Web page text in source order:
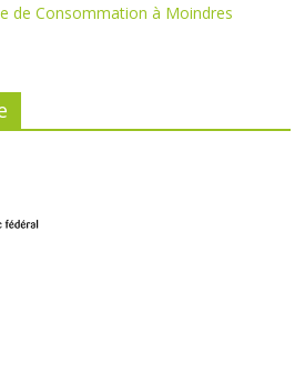
de Consommation à Moindres